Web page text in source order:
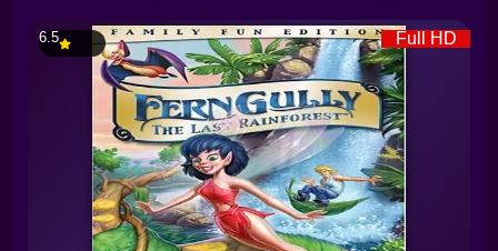
Full HD
6.5